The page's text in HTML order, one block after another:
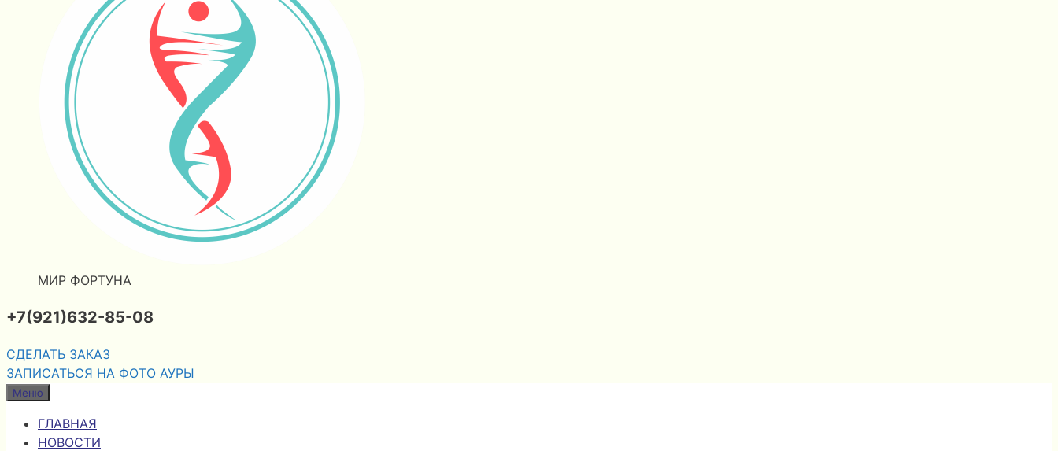
МИР ФОРТУНА
+7(921)632-85-08
СДЕЛАТЬ ЗАКАЗ
ЗАПИСАТЬСЯ НА ФОТО АУРЫ
Меню
ГЛАВНАЯ
НОВОСТИ